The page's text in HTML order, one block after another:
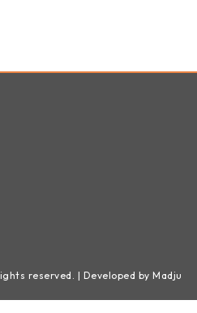
reserved. | Developed by Madju